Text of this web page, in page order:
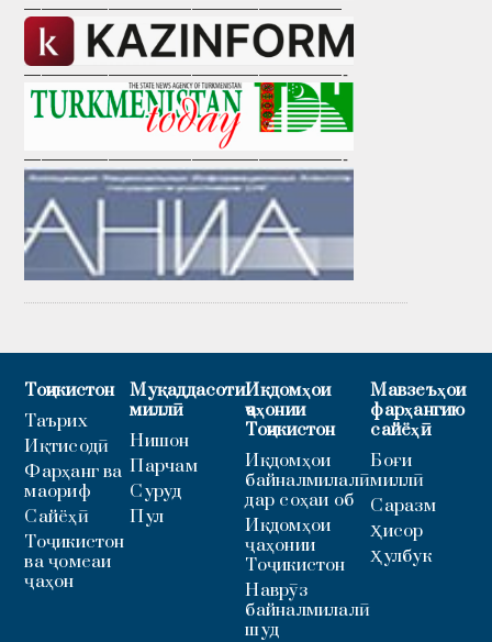
———————————————————
———————————————————-
———————————————————-
Тоҷикистон
Таърих
Иқтисодӣ
Фарҳанг ва
маориф
Сайёҳӣ
Тоҷикистон
ва ҷомеаи
ҷаҳон
Муқаддасоти
миллӣ
Нишон
Парчам
Суруд
Пул
Иқдомҳои
ҷаҳонии
Тоҷикистон
Иқдомҳои
байналмилалӣ
дар соҳаи об
Иқдомҳои
ҷаҳонии
Тоҷикистон
Наврӯз
байналмилалӣ
шуд
Мавзеъҳои
фарҳангию
сайёҳӣ
Боғи
миллӣ
Саразм
Ҳисор
Ҳулбук